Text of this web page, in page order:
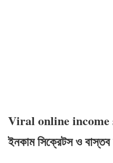
Viral online income
ইনকাম সিক্রেটস ও